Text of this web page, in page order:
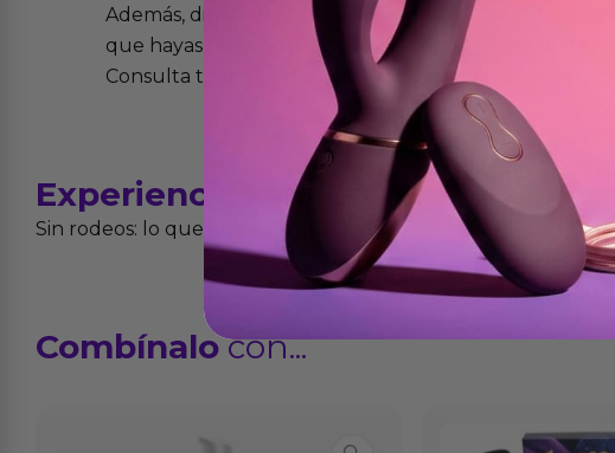
Además, dispones de 15 días desde la entrega para
que hayas recibido y que simplemente no te gusten o
Consulta todos los detalles en nuestra política de
Experiencias reales
Sin rodeos: lo que cuentan quienes ya lo han probado
Combínalocon...